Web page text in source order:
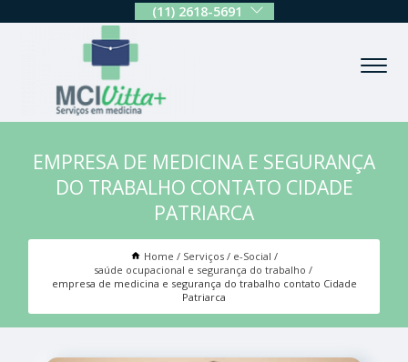
(11) 2618-5691
EMPRESA DE MEDICINA E SEGURANÇA
DO TRABALHO CONTATO CIDADE
PATRIARCA
Home Serviços
e-Social
saúde ocupacional e segurança do trabalho
empresa de medicina e segurança do trabalho contato Cidade
Patriarca